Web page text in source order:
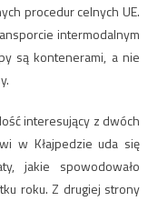
procedur celnych UE.
intermodalnym
są kontenerami, a nie
interesujący z dwóch
w Kłajpedzie uda się
jakie spowodowało
roku. Z drugiej strony